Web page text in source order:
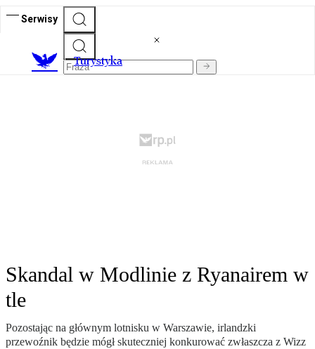
Serwisy
Turystyka
Skandal w Modlinie z Ryanairem w
tle
Pozostając na głównym lotnisku w Warszawie, irlandzki
przewoźnik będzie mógł skuteczniej konkurować zwłaszcza z Wizz